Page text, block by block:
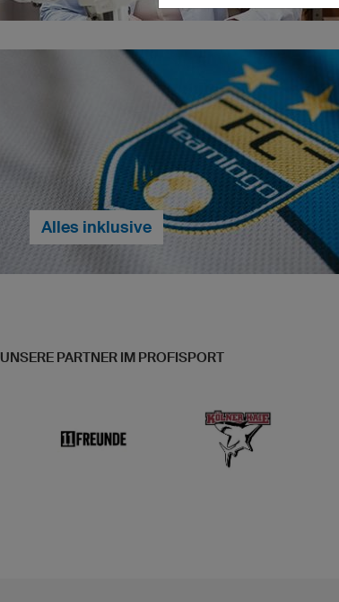
Wir fertigen unsere Produkte in Deutschland, um
unseren Kunden beste Qualität und unseren
Mitarbeitern beste Arbeitsbedingungen garantieren zu
können.
Alles inklusive
Bei owayo können Sie Ihre Sportbekleidung komplett
... weiter zu MyDesign
UNSERE PARTNER IM PROFISPORT